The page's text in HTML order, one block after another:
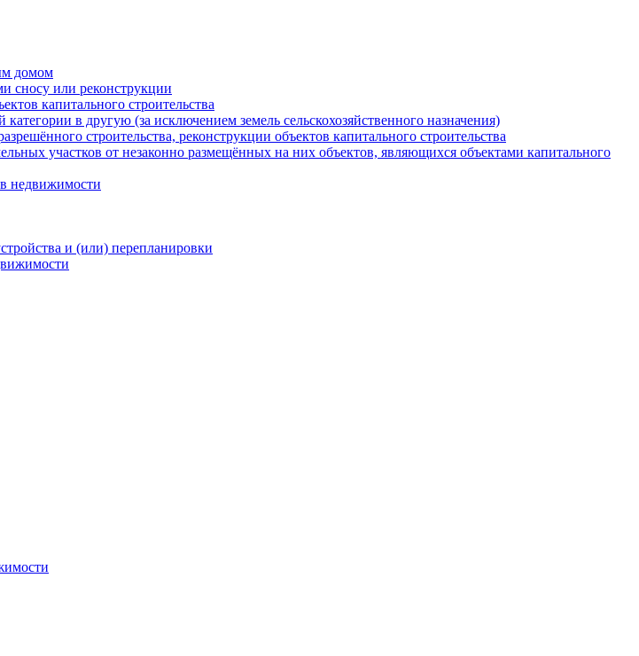
домом
сносу или реконструкции
капитального строительства
в другую (за исключением земель сельскохозяйственного назначения)
строительства, реконструкции объектов капитального строительства
участков от незаконно размещённых на них объектов, являющихся объектами капитального
недвижимости
и (или) перепланировки